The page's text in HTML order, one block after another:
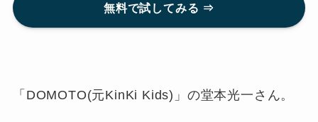
無料で試してみる ⇒
「DOMOTO(元KinKi Kids)」の堂本光一さん。